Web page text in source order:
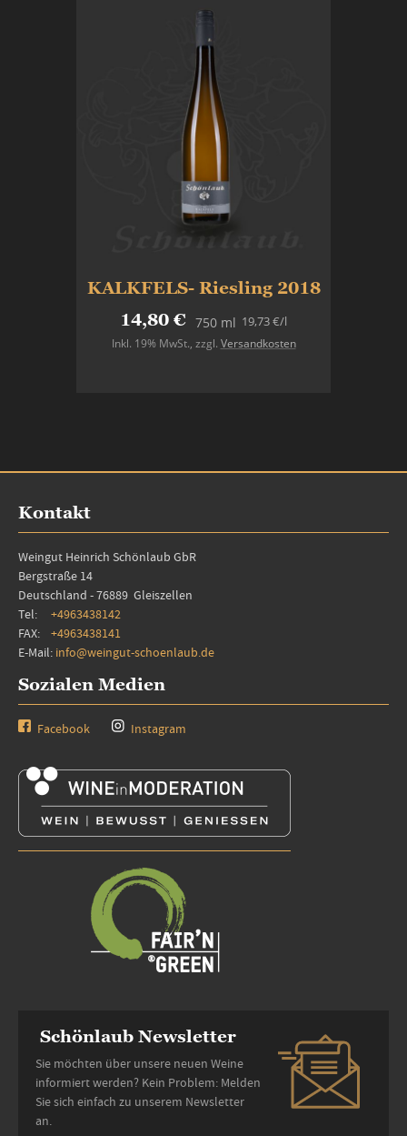
KALKFELS- Riesling 2018
14,80 € 750 ml
Inkl. 19% MwSt., zzgl. Versandkosten
19,73 €/l
Kontakt
Weingut Heinrich Schönlaub GbR
Bergstraße 14
Deutschland - 76889 Gleiszellen
Tel: +4963438142
FAX: +4963438141
E-Mail: info@weingut-schoenlaub.de
Sozialen Medien
Facebook Instagram
Schönlaub Newsletter
Sie möchten über unsere neuen Weine
informiert werden? Kein Problem: Melden
Sie sich einfach zu unserem Newsletter
an.